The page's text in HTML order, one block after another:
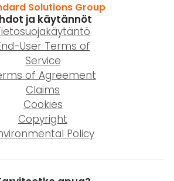
Solutions Group
ja käytännöt
User Terms of
Service
of Agreement
Claims
Cookies
Copyright
Policy